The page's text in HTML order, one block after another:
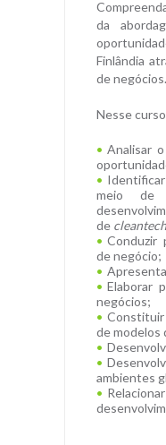
da
Finlândia
de negócios.
Nesse
Analisar
meio de
de
Conduzir
de negócio;
Elaborar
negócios;
de modelos
ambientes